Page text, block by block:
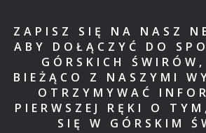
ZAPISZ SIĘ NA NASZ
ABY DOŁĄCZYĆ DO
GÓRSKICH
BIEŻĄCO Z NASZYMI
OTRZYMYWAĆ
PIERWSZEJ RĘKI O
SIĘ W GÓRSKIM